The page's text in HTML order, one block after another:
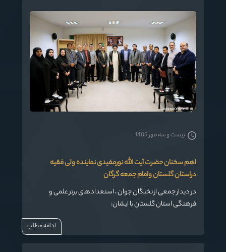
اهم سخنان حضرت آیت الله نورمفیدی نماینده ولی فقیه
دراستان گلستان وامام جمعه گرگان
در دیدار جمعی از نخبگان جوان ، استعدادهای برتر علمی و
فرهنگی استان گلستان با ایشان:
بیست و سه مهر 1405
ادامه مطلب